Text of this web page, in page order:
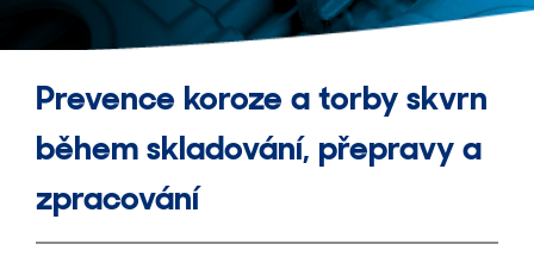
Prevence koroze a torby skvrn
během skladování, přepravy a
zpracování